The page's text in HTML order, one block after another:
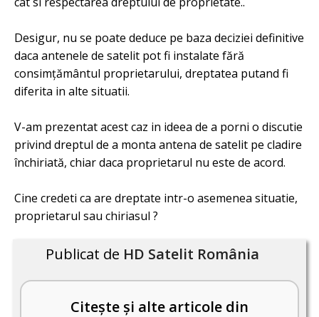
Desigur, nu se poate deduce pe baza deciziei definitive
daca antenele de satelit pot fi instalate fără
consimțământul proprietarului, dreptatea putand fi
diferita in alte situatii.
V-am prezentat acest caz in ideea de a porni o discutie
privind dreptul de a monta antena de satelit pe cladire
închiriată, chiar daca proprietarul nu este de acord.
Cine credeti ca are dreptate intr-o asemenea situatie,
proprietarul sau chiriasul ?
Publicat de HD Satelit România
Citește și alte articole din